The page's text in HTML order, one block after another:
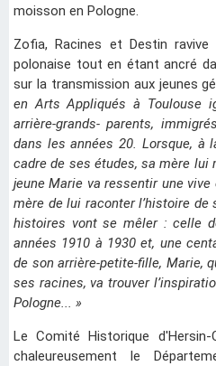
moisson en Pologne.
Zofia, Racines et Destin ravive
polonaise tout en étant ancré
sur la transmission aux jeunes
en Arts Appliqués à Toulouse
arrière-grands- parents,
dans les années 20. Lorsque, à
cadre de ses études, sa mère lui
jeune Marie va ressentir une
mère de lui raconter l’histoire de
histoires vont se mêler : celle
années 1910 à 1930 et, une
de son arrière-petite-fille, Marie,
ses racines, va trouver
Pologne... »
Le Comité Historique
chaleureusement le